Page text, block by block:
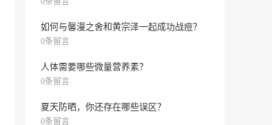
如何与馨漫之舍和黄宗泽一起成功战痘？
0条留言
人体需要哪些微量营养素？
0条留言
夏天防晒，你还存在哪些误区？
0条留言